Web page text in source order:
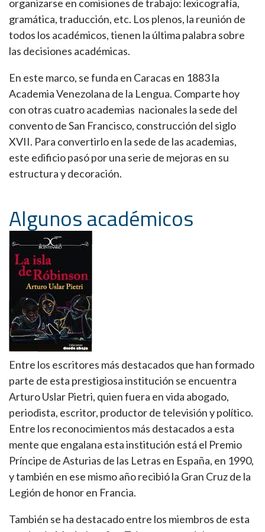
organizarse en comisiones de trabajo: lexicografía,
gramática, traducción, etc. Los plenos, la reunión de
todos los académicos, tienen la última palabra sobre
las decisiones académicas.
En este marco, se funda en Caracas en 1883 la
Academia Venezolana de la Lengua. Comparte hoy
con otras cuatro academias nacionales la sede del
convento de San Francisco, construcción del siglo
XVII. Para convertirlo en la sede de las academias,
este edificio pasó por una serie de mejoras en su
estructura y decoración.
Algunos académicos
Entre los escritores más destacados que han formado
parte de esta prestigiosa institución se encuentra
Arturo Uslar Pietri, quien fuera en vida abogado,
periodista, escritor, productor de televisión y político.
Entre los reconocimientos más destacados a esta
mente que engalana esta institución está el Premio
Príncipe de Asturias de las Letras en España, en 1990,
y también en ese mismo año recibió la Gran Cruz de la
Legión de honor en Francia.
También se ha destacado entre los miembros de esta